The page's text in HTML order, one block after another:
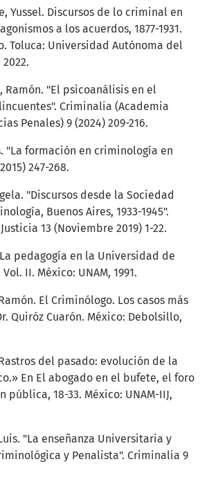
Yussel. Discursos de lo criminal en
a los acuerdos, 1877-1931.
Toluca: Universidad Autónoma del
Ramón. "El psicoanálisis en el
Criminalia (Academia
Penales) 9 (2024) 209-216.
"La formación en criminología en
247-268.
"Discursos desde la Sociedad
Buenos Aires, 1933-1945".
13 (Noviembre 2019) 1-22.
pedagogía en la Universidad de
II. México: UNAM, 1991.
El Criminólogo. Los casos más
Quiróz Cuarón. México: Debolsillo,
del pasado: evolución de la
En El abogado en el bufete, el foro
18-33. México: UNAM-IIJ,
"La enseñanza Universitaria y
y Penalista". Criminalia 9